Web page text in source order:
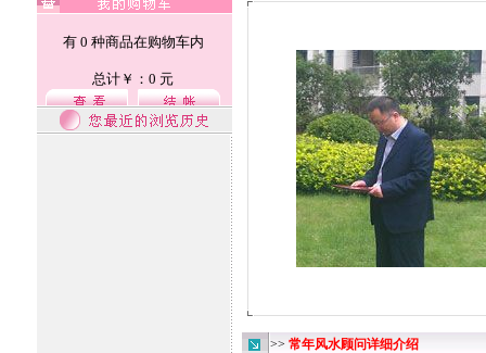
>> 常年风水顾问详细介绍